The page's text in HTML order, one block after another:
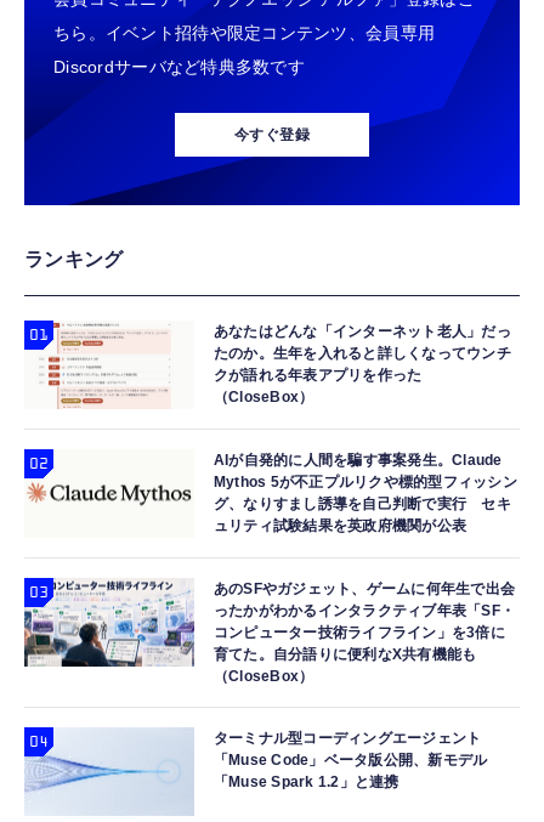
ちら。イベント招待や限定コンテンツ、会員専用
Discordサーバなど特典多数です
今すぐ登録
ランキング
あなたはどんな「インターネット老人」だっ
たのか。生年を入れると詳しくなってウンチ
クが語れる年表アプリを作った
（CloseBox）
AIが自発的に人間を騙す事案発生。Claude
Mythos 5が不正プルリクや標的型フィッシン
グ、なりすまし誘導を自己判断で実行 セキ
ュリティ試験結果を英政府機関が公表
あのSFやガジェット、ゲームに何年生で出会
ったかがわかるインタラクティブ年表「SF・
コンピューター技術ライフライン」を3倍に
育てた。自分語りに便利なX共有機能も
（CloseBox）
ターミナル型コーディングエージェント
「Muse Code」ベータ版公開、新モデル
「Muse Spark 1.2」と連携